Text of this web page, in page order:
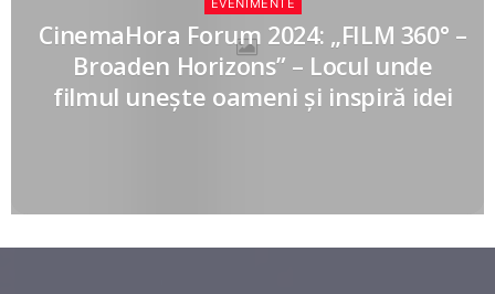
EVENIMENTE
CinemaHora Forum 2024: „FILM 360° –
Broaden Horizons” – Locul unde
filmul unește oameni și inspiră idei